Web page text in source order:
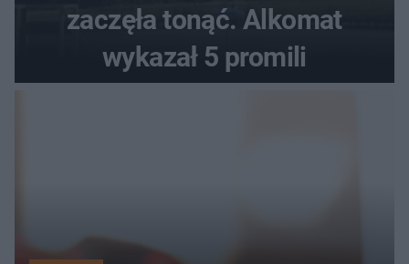
zaczęła tonąć. Alkomat
wykazał 5 promili